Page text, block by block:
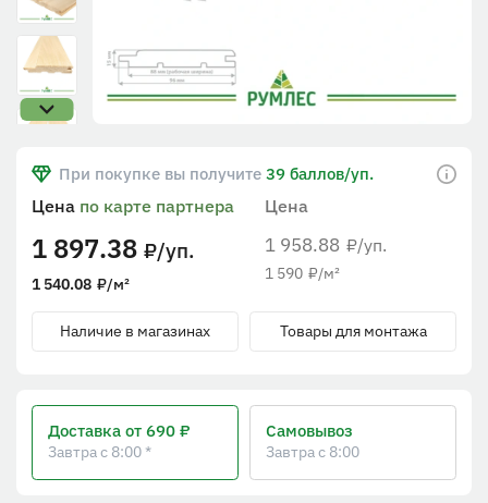
При покупке вы получите 39 баллов/уп.
Цена
1 958.88 ₽/уп.
1 590 ₽/м²
Цена по карте партнера
1 897.38 ₽/уп.
1 540.08 ₽/м²
Наличие в магазинах Товары для монтажа
Доставка от 690 ₽
Завтра с 8:00 *
Самовывоз
Завтра с 8:00